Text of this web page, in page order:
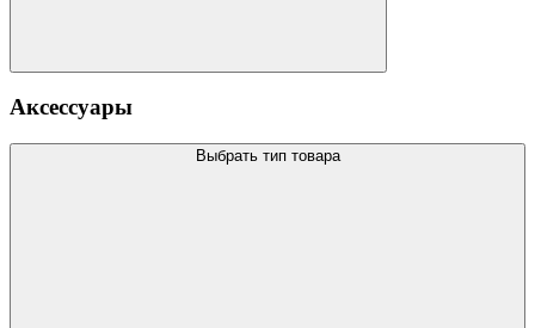
Аксессуары
Выбрать тип товара